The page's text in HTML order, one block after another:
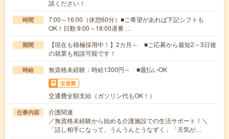
談ください！
時間
7:00～16:00（休憩60分）■ご希望があれば下記シフトも
OK！日勤 9:00～18:00遅番 …
期間
【現在も積極採用中！】2カ月～ ■ご応募から最短2～3日後
の就業も相談可能です！
時給 無資格未経験：時給1300円～ ■週払いOK
交通費
交通費全額支給（ガソリン代もOK！）
仕事内容
介護関連
／無資格未経験から始める介護施設での生活サポート！＼
「話し相手になって、うんうんとうなずく」「天気が…